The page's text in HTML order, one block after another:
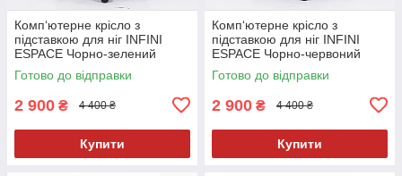
Комп‘ютерне крісло з
підставкою для ніг INFINI
ESPACE Чорно-зелений
Готово до відправки
2 900 ₴ 4 400 ₴
Купити
Комп‘ютерне крісло з
підставкою для ніг INFINI
ESPACE Чорно-червоний
Готово до відправки
2 900 ₴ 4 400 ₴
Купити